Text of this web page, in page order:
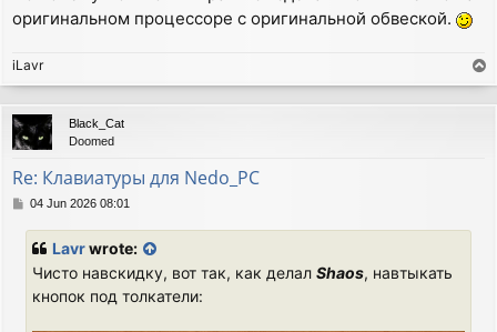
оригинальном процессоре с оригинальной обвеской.
iLavr
o
p
Black_Cat
Doomed
Re: Клавиатуры для Nedo_PC
P04 Jun 2026 08:01
Lavrwrote:
Чисто навскидку, вот так, как делал Shaos, навтыкать
кнопок под толкатели: